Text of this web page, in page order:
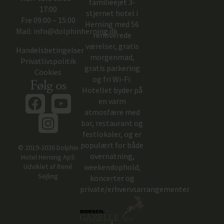
17:00
Fre 09:00 – 15:00
Mail: info@dolphinherning.dk
Handelsbetingelser
Privatlivspolitik
Cookies
Følg os
© 2019-2026 Dolphin
Hotel Herning ApS
Udviklet af René
Sejling
familieejet 3-
stjernet hotel i
Herning med 56
renoverede
værelser, gratis
morgenmad,
gratis parkering
og fri Wi-Fi.
Hotellet byder på
en varm
atmosfære med
bar, restaurant og
festlokaler, og er
populært for både
overnatning,
weekendophold,
koncerter og
private/erhvervsarrangementer